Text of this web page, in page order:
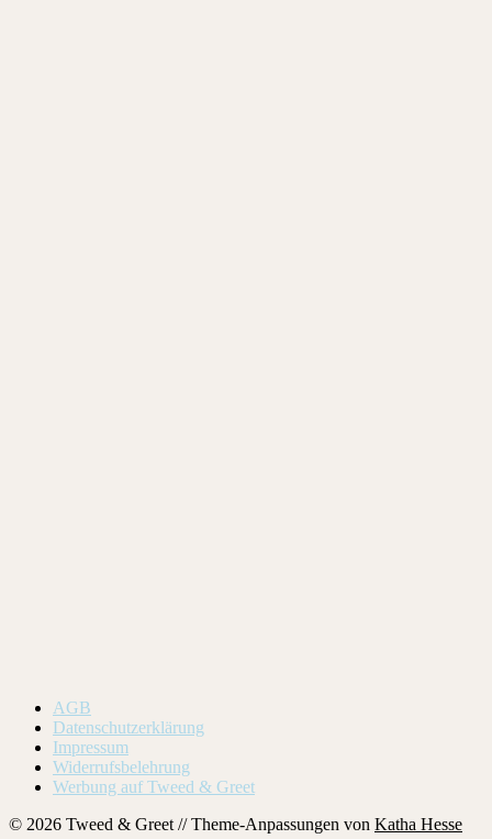
AGB
Datenschutzerklärung
Impressum
Widerrufsbelehrung
Werbung auf Tweed & Greet
© 2026 Tweed & Greet // Theme-Anpassungen von Katha Hesse